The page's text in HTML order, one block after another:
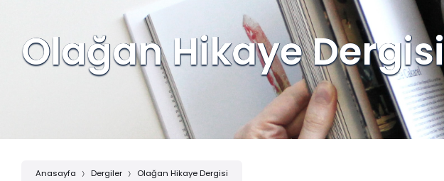
Olağan Hikaye Dergisi
Anasayfa Dergiler Olağan Hikaye Dergisi